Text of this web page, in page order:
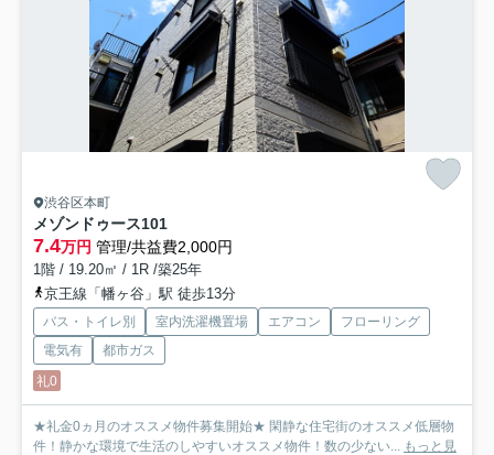
渋谷区本町
メゾンドゥース101
7.4万円 管理/共益費2,000円
1階 / 19.20㎡ / 1R /築25年
京王線「幡ヶ谷」駅 徒歩13分
バス・トイレ別 室内洗濯機置場 エアコン
フローリング
電気有
都市ガス
礼0
★礼金0ヵ月のオススメ物件募集開始★ 閑静な住宅街のオススメ低層物
件！静かな環境で生活のしやすいオススメ物件！数の少ない...
もっと見